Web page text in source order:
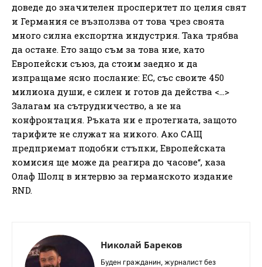
доведе до значителен просперитет по целия свят
и Германия се възползва от това чрез своята
много силна експортна индустрия. Така трябва
да остане. Ето защо съм за това ние, като
Европейски съюз, да стоим заедно и да
изпращаме ясно послание: ЕС, със своите 450
милиона души, е силен и готов да действа <…>
Залагам на сътрудничество, а не на
конфронтация. Ръката ни е протегната, защото
тарифите не служат на никого. Ако САЩ
предприемат подобни стъпки, Европейската
комисия ще може да реагира до часове“, каза
Олаф Шолц в интервю за германското издание
RND.
Николай Бареков
Буден гражданин, журналист без